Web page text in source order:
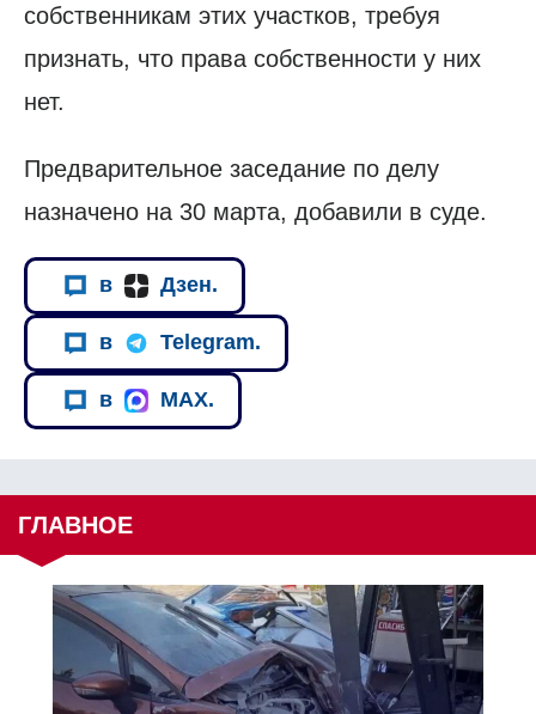
собственникам этих участков, требуя
признать, что права собственности у них
нет.
Предварительное заседание по делу
назначено на 30 марта, добавили в суде.
в Дзен.
в Telegram.
в MAX.
ГЛАВНОЕ